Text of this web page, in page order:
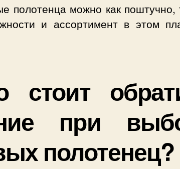
полотенца можно как поштучно,
и ассортимент в этом
стоит
при
полотенец?